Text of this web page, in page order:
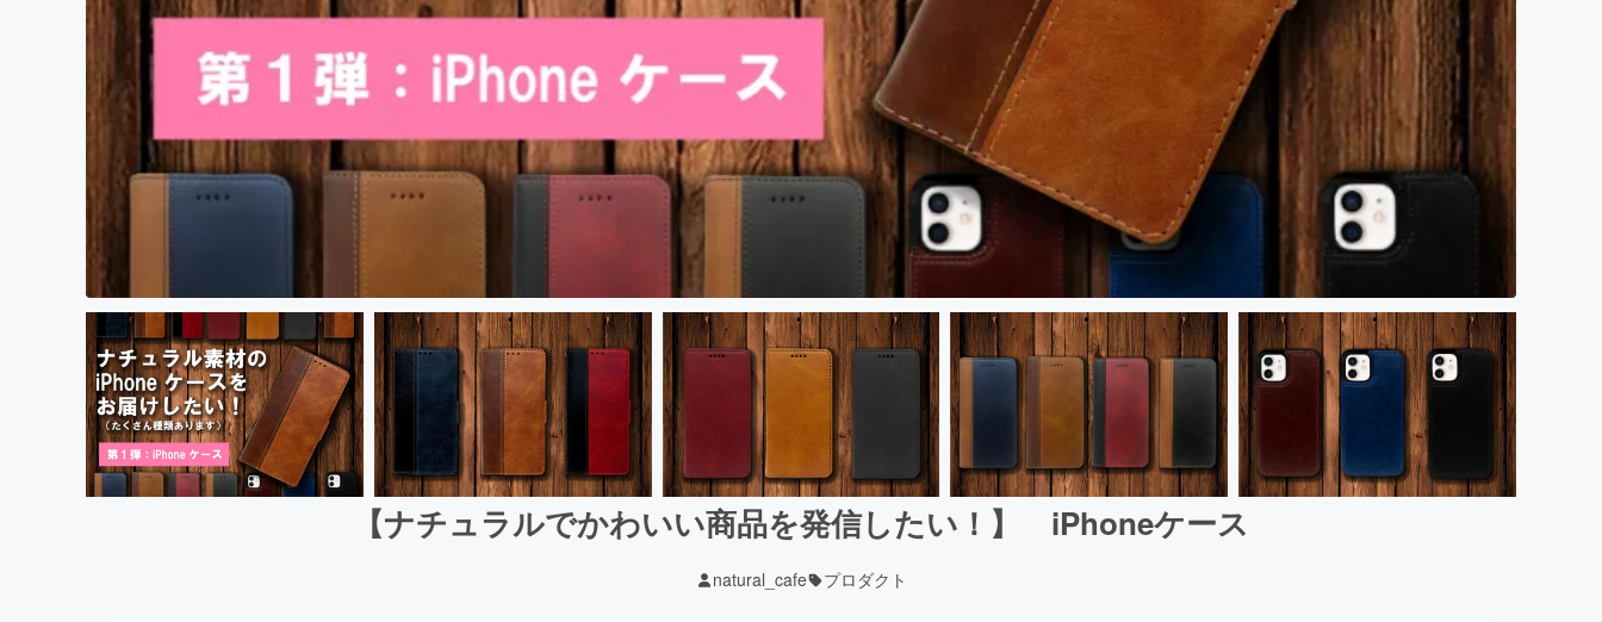
【ナチュラルでかわいい商品を発信したい！】 iPhoneケース
natural_cafe プロダクト